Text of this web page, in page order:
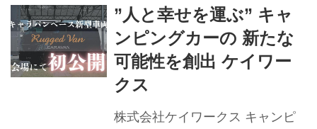
”人と幸せを運ぶ” キャ
ンピングカーの 新たな
可能性を創出 ケイワー
クス
株式会社ケイワークス キャンピ